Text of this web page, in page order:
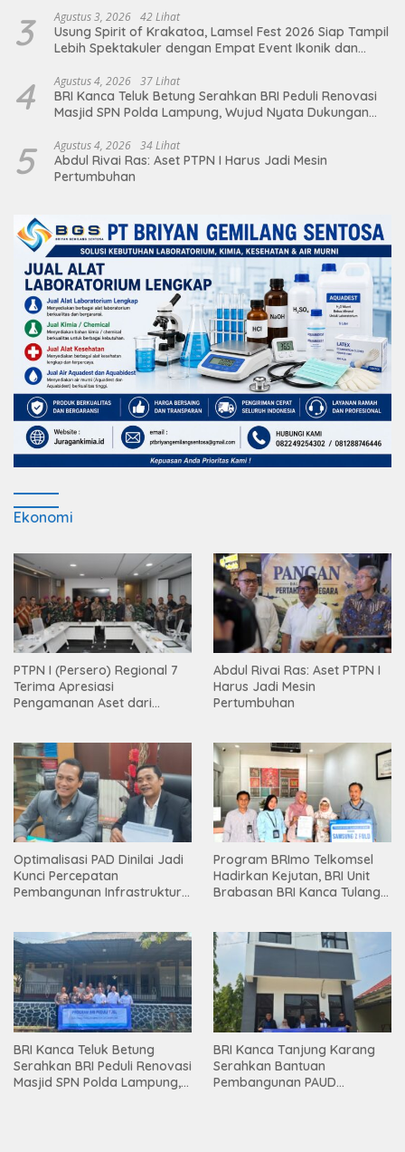
3 Agustus 3, 2026 42 Lihat
Usung Spirit of Krakatoa, Lamsel Fest 2026 Siap Tampil
Lebih Spektakuler dengan Empat Event Ikonik dan
4 Agustus 4, 2026 37 Lihat
BRI Kanca Teluk Betung Serahkan BRI Peduli Renovasi
Masjid SPN Polda Lampung, Wujud Nyata Dukungan
5 Agustus 4, 2026 34 Lihat
Abdul Rivai Ras: Aset PTPN I Harus Jadi Mesin
Pertumbuhan
Ekonomi
PTPN I (Persero) Regional 7
Terima Apresiasi
Pengamanan Aset dari
Abdul Rivai Ras: Aset PTPN I
Harus Jadi Mesin
Pertumbuhan
Optimalisasi PAD Dinilai Jadi
Kunci Percepatan
Pembangunan Infrastruktur
Program BRImo Telkomsel
Hadirkan Kejutan, BRI Unit
Brabasan BRI Kanca Tulang
Mesuji
BRI Kanca Teluk Betung
Serahkan BRI Peduli Renovasi
Masjid SPN Polda Lampung,
BRI Kanca Tanjung Karang
Serahkan Bantuan
Pembangunan PAUD